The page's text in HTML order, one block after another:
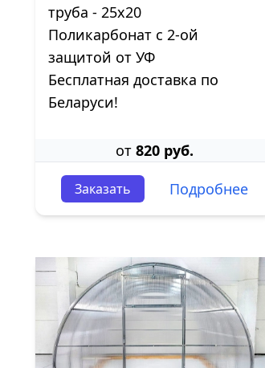
труба - 25х20
Поликарбонат с 2-ой
защитой от УФ
Бесплатная доставка по
Беларуси!
от 820 руб.
Заказать Подробнее